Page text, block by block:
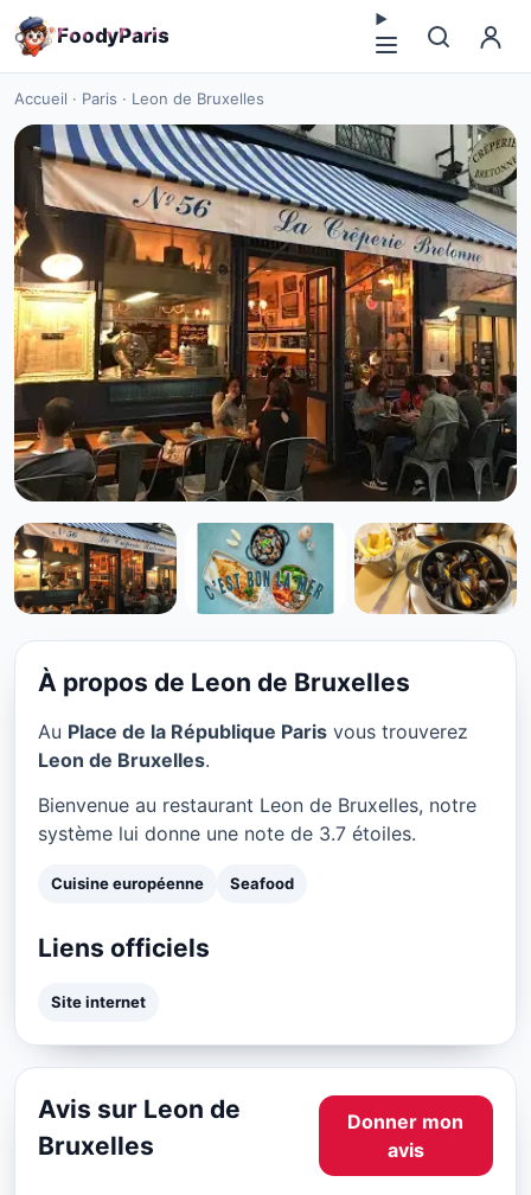
FoodyParis
Accueil · Paris · Leon de Bruxelles
CUISINE EUROPÉENNE
Leon de Bruxelles à Paris
★ 3.7/5
À propos de Leon de Bruxelles
Au Place de la République Paris vous trouverez
Leon de Bruxelles.
Bienvenue au restaurant Leon de Bruxelles, notre
système lui donne une note de 3.7 étoiles.
Cuisine européenne Seafood
Liens officiels
Site internet
Avis sur Leon de
Bruxelles
Donner mon
avis